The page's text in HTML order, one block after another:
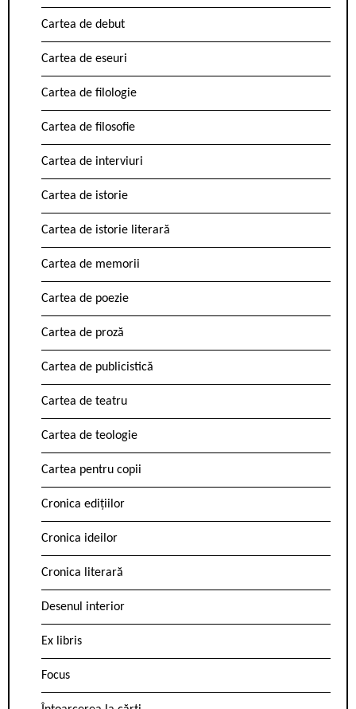
Cartea de debut
Cartea de eseuri
Cartea de filologie
Cartea de filosofie
Cartea de interviuri
Cartea de istorie
Cartea de istorie literară
Cartea de memorii
Cartea de poezie
Cartea de proză
Cartea de publicistică
Cartea de teatru
Cartea de teologie
Cartea pentru copii
Cronica edițiilor
Cronica ideilor
Cronica literară
Desenul interior
Ex libris
Focus